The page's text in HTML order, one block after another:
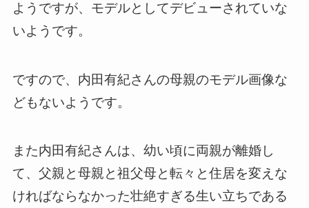
ようですが、モデルとしてデビューされていな
いようです。
ですので、内田有紀さんの母親のモデル画像な
どもないようです。
また内田有紀さんは、幼い頃に両親が離婚し
て、父親と母親と祖父母と転々と住居を変えな
ければならなかった壮絶すぎる生い立ちである